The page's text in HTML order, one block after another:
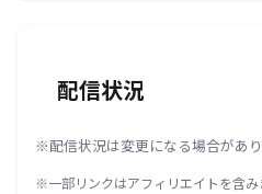
配信状況
※配信状況は変更になる場合があ
※一部リンクはアフィリエイトを含み